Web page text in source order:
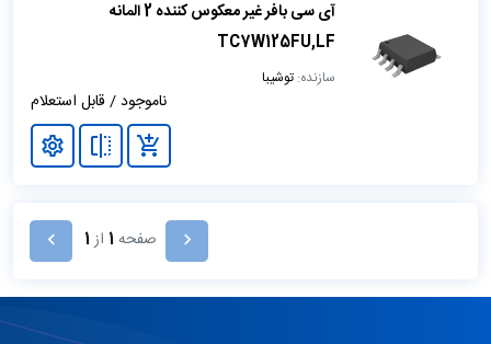
آی سی بافر غیر معکوس کننده 2 المانه
TC7W125FU,LF
سازنده: توشیبا
ناموجود / قابل استعلام
صفحه 1 از1